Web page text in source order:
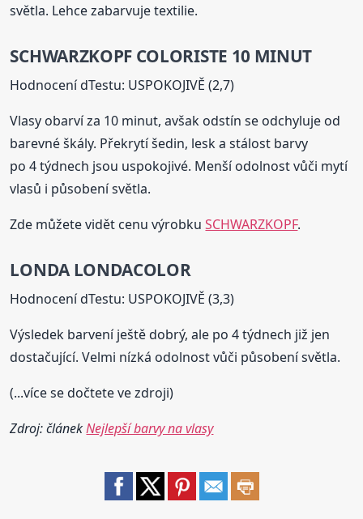
světla. Lehce zabarvuje textilie.
SCHWARZKOPF COLORISTE 10 MINUT
Hodnocení dTestu: USPOKOJIVĚ (2,7)
Vlasy obarví za 10 minut, avšak odstín se odchyluje od
barevné škály. Překrytí šedin, lesk a stálost barvy
po 4 týdnech jsou uspokojivé. Menší odolnost vůči mytí
vlasů i působení světla.
Zde můžete vidět cenu výrobkuSCHWARZKOPF.
LONDA LONDACOLOR
Hodnocení dTestu: USPOKOJIVĚ (3,3)
Výsledek barvení ještě dobrý, ale po 4 týdnech již jen
dostačující. Velmi nízká odolnost vůči působení světla.
(...více se dočtete ve zdroji)
Zdroj: článekNejlepší barvy na vlasy